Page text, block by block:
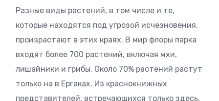
Разные виды растений, в том числе и те,
которые находятся под угрозой исчезновения,
произрастают в этих краях. В мир флоры парка
входят более 700 растений, включая мхи,
лишайники и грибы. Около 70% растений растут
только на в Ергаках. Из краснокнижных
представителей, встречающихся только здесь,